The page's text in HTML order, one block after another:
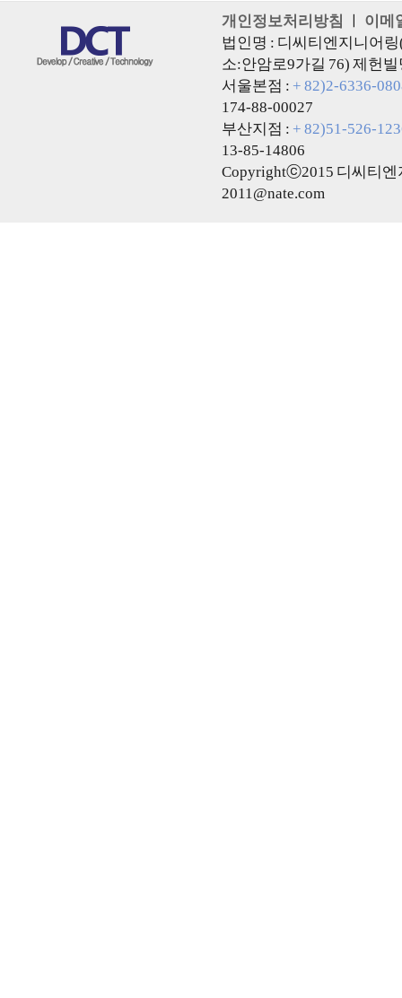
개인정보처리방침
이메
법인명 : 디씨티엔지니어
소:안암로9가길 76) 제헌빌
서울본점 : + 82)2-6336-
174-88-00027
부산지점 : + 82)51-526-
13-85-14806
Copyrightⓒ2015 디씨티엔
2011@nate.com